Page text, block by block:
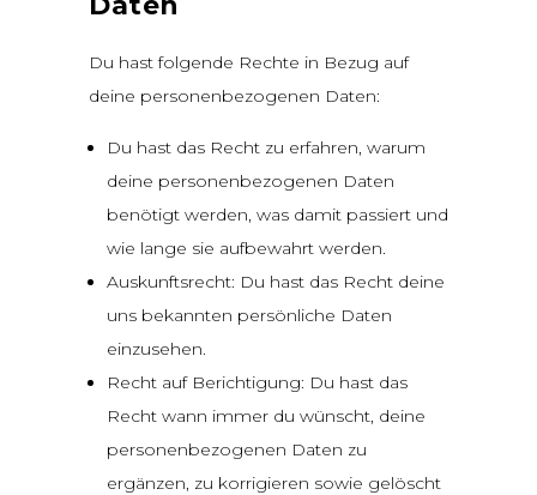
Du hast folgende Rechte in Bezug auf
deine personenbezogenen Daten:
Du hast das Recht zu erfahren, warum
deine personenbezogenen Daten
benötigt werden, was damit passiert und
wie lange sie aufbewahrt werden.
Auskunftsrecht: Du hast das Recht deine
uns bekannten persönliche Daten
einzusehen.
Recht auf Berichtigung: Du hast das
Recht wann immer du wünscht, deine
personenbezogenen Daten zu
ergänzen, zu korrigieren sowie gelöscht